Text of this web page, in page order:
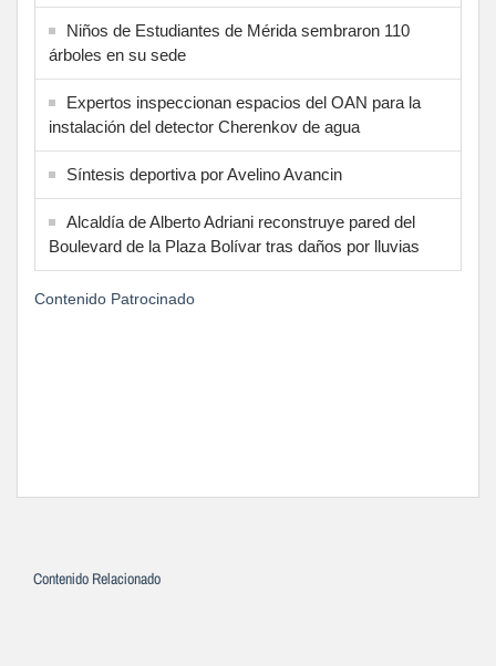
Niños de Estudiantes de Mérida sembraron 110
árboles en su sede
Expertos inspeccionan espacios del OAN para la
instalación del detector Cherenkov de agua
Síntesis deportiva por Avelino Avancin
Alcaldía de Alberto Adriani reconstruye pared del
Boulevard de la Plaza Bolívar tras daños por lluvias
Contenido Patrocinado
Contenido Relacionado